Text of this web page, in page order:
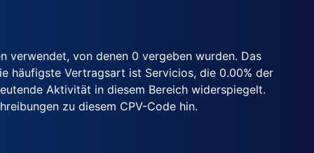
verwendet, von denen 0 vergeben wurden. Das
häufigste Vertragsart ist Servicios, die 0.00% der
Aktivität in diesem Bereich widerspiegelt.
zu diesem CPV-Code hin.